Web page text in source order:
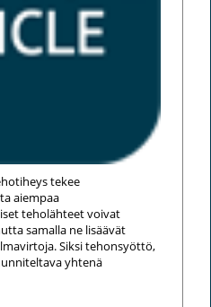
tekee
aiempaa
teholähteet voivat
samalla ne lisäävät
Siksi tehonsyöttö,
yhtenä